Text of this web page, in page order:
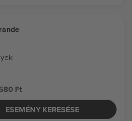
Ft
ESEMÉNY KERESÉSE